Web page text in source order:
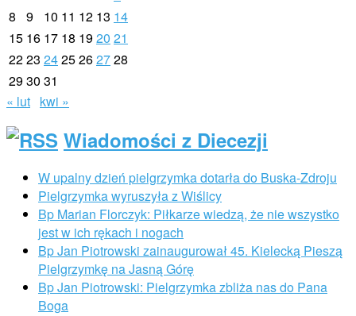
8
9 10 11 12 13 14
15 16 17 18 1920 21
2223 2425262728
2930 31
« lut kwi »
Wiadomości z Diecezji
W upalny dzień pielgrzymka dotarła do Buska-Zdroju
Pielgrzymka wyruszyła z Wiślicy
Bp Marian Florczyk: Piłkarze wiedzą, że nie wszystko
jest w ich rękach i nogach
Bp Jan Piotrowski zainaugurował 45. Kielecką Pieszą
Pielgrzymkę na Jasną Górę
Bp Jan Piotrowski: Pielgrzymka zbliża nas do Pana
Boga